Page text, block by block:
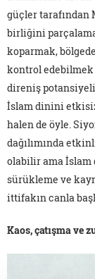
güçler tarafından
birliğini
koparmak,
kontrol edebilmek
direniş
İslam dinini
halen de öyle.
dağılımında
olabilir ama İslam
sürükleme ve
ittifakın canla
Kaos, çatışma ve